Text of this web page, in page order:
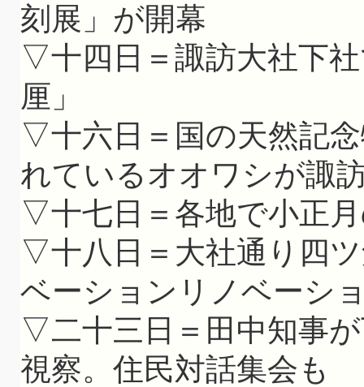
刻展」が開幕
▽十四日＝諏訪大社下
厘」
▽十六日＝国の天然記
れているオオワシが諏
▽十七日＝各地で小正
▽十八日＝大社通り四
ベーションリノベーシ
▽二十三日＝田中知事
視察。住民対話集会も